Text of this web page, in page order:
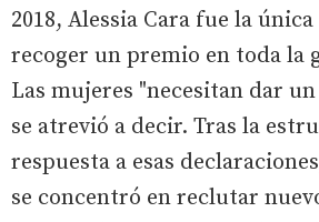
2018, Alessia Cara fue la
recoger un premio en toda la
Las mujeres "necesitan dar
se atrevió a decir. Tras la
respuesta a esas
se concentró en reclutar